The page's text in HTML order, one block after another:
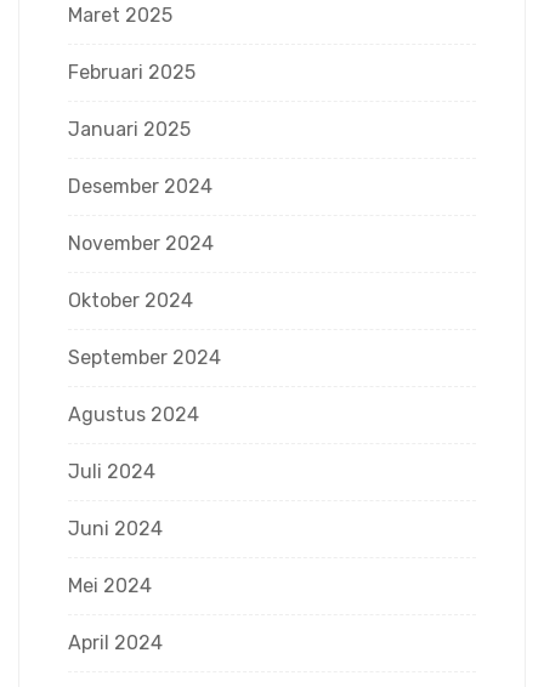
Maret 2025
Februari 2025
Januari 2025
Desember 2024
November 2024
Oktober 2024
September 2024
Agustus 2024
Juli 2024
Juni 2024
Mei 2024
April 2024